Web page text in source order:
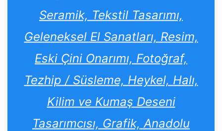
Seramik, Tekstil Tasarımı,
Geleneksel El Sanatları, Resim,
Eski Çini Onarımı, Fotoğraf,
Tezhip / Süsleme, Heykel, Halı,
Kilim ve Kumaş Deseni
Tasarımcısı, Grafik, Anadolu